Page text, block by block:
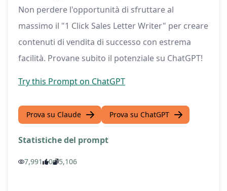
Non perdere l'opportunità di sfruttare al
massimo il "1 Click Sales Letter Writer" per creare
contenuti di vendita di successo con estrema
facilità. Provane subito il potenziale su ChatGPT!
Try this Prompt on ChatGPT
Prova su Claude Prova su ChatGPT
Statistiche del prompt
7,991 0 5,106